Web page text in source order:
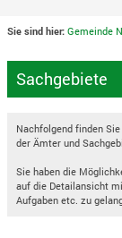
Sie sind hier: Gemeinde
Sachgebiete
Nachfolgend finden
der Ämter und
Sie haben die
auf die Detailansicht
Aufgaben etc. zu